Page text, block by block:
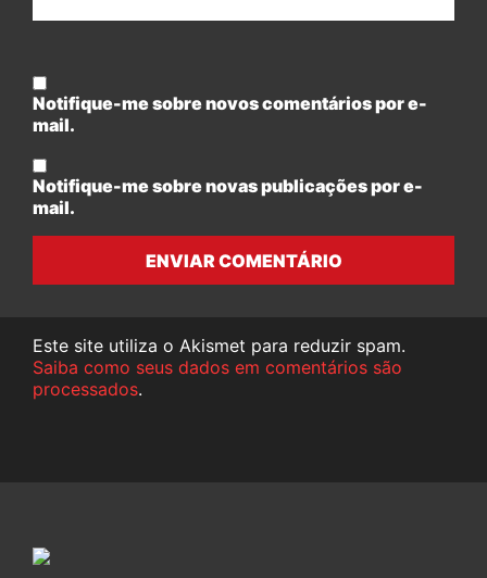
Notifique-me sobre novos comentários por e-
mail.
Notifique-me sobre novas publicações por e-
mail.
ENVIAR COMENTÁRIO
Este site utiliza o Akismet para reduzir spam.
Saiba como seus dados em comentários são
processados.